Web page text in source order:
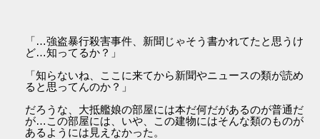
「…強盗暴行殺害事件、新聞じゃそう書かれてたと思うけ
ど…知ってるか？」
「知らないね、ここに来てから新聞やニュースの類が読め
ると思ってんのか？」
だろうな、大抵艦娘の部屋には本だ何だがあるのが普通だ
が…この部屋には、いや、この建物にはそんな類のものが
あるようには見えなかった。